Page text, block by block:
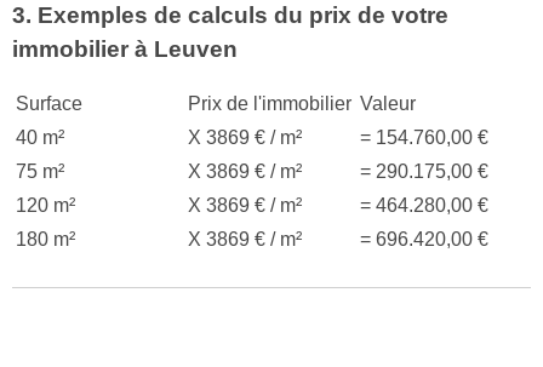
3. Exemples de calculs du prix de votre
immobilier à Leuven
Surface Prix de l'immobilier Valeur
40 m²
X 3869 € / m²
= 154.760,00 €
75 m²
X 3869 € / m²
= 290.175,00 €
120 m²
X 3869 € / m²
= 464.280,00 €
180 m²
X 3869 € / m² = 696.420,00 €